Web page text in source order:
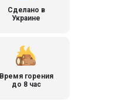
Время горения
до 8 час
Сделано в
Украине